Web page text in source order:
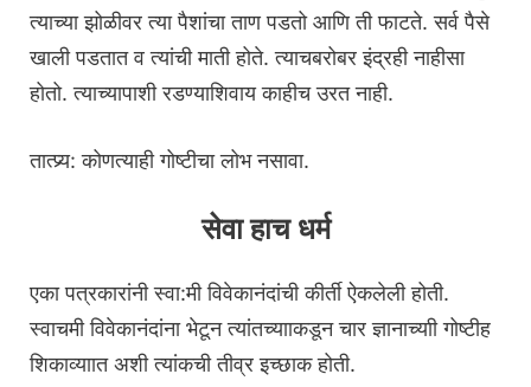
त्याच्या झोळीवर त्या पैशांचा ताण पडतो आणि ती फाटते. सर्व पैसे
खाली पडतात व त्यांची माती होते. त्याचबरोबर इंद्रही नाहीसा
होतो. त्याच्यापाशी रडण्याशिवाय काहीच उरत नाही.
तात्प्र्य: कोणत्याही गोष्टीचा लोभ नसावा.
सेवा हाच धर्म
एका पत्रकारांनी स्वा:मी विवेकानंदांची कीर्ती ऐकलेली होती.
स्वाचमी विवेकानंदांना भेटून त्यांतच्यााकडून चार ज्ञानाच्याी गोष्टीह
शिकाव्याात अशी त्यांकची तीव्र इच्छाक होती.